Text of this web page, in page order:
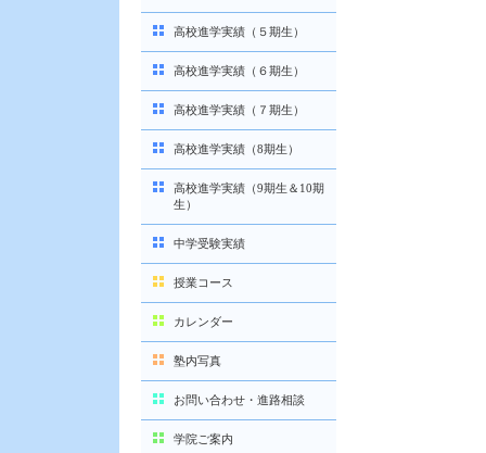
高校進学実績（５期生）
高校進学実績（６期生）
高校進学実績（７期生）
高校進学実績（8期生）
高校進学実績（9期生＆10期
生）
中学受験実績
授業コース
カレンダー
塾内写真
お問い合わせ・進路相談
学院ご案内